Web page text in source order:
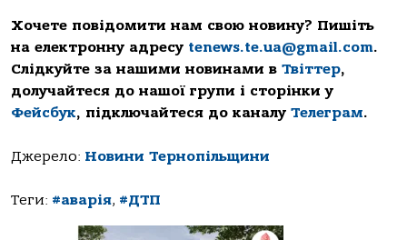
Хочете повідомити нам свою новину? Пишіть
на електронну адресу tenews.te.ua@gmail.com.
Слідкуйте за нашими новинами в Твіттер,
долучайтеся до нашої групи і сторінки у
Фейсбук, підключайтеся до каналу Телеграм.
Джерело: Новини Тернопільщини
Теги: #аварія, #ДТП